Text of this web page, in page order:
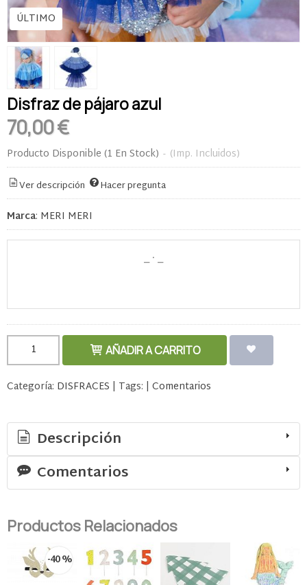
ÚLTIMO
Disfraz de pájaro azul
70,00 €
Producto Disponible (1 En Stock) - (Imp. Incluidos)
Ver descripción Hacer pregunta
Marca: MERI MERI
AÑADIR A CARRITO
Categoría: DISFRACES | Tags: | Comentarios
Descripción
Comentarios
Productos Relacionados
-40 %